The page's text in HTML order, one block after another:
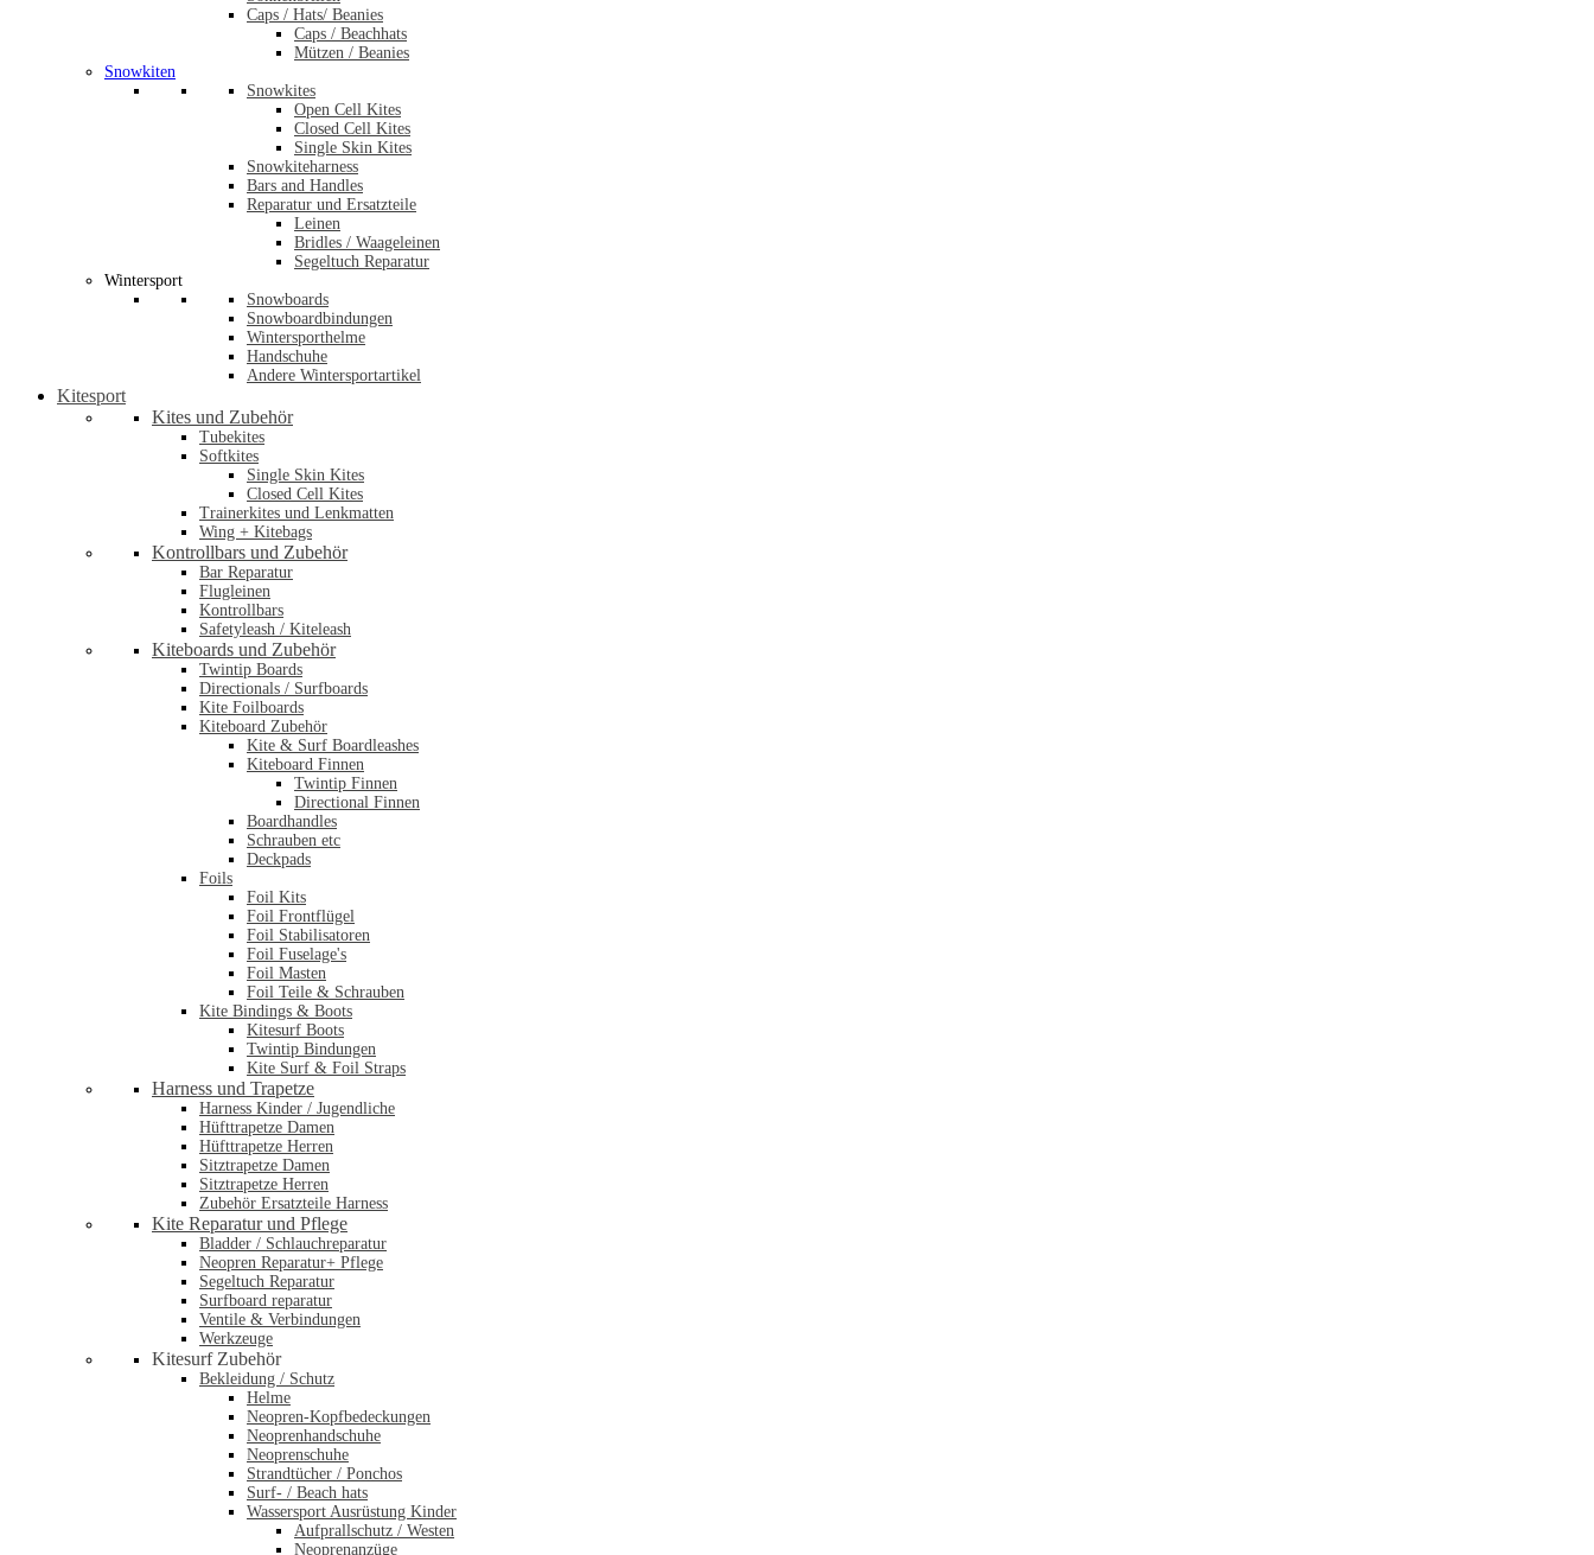
Caps / Hats/ Beanies
Caps / Beachhats
Mützen / Beanies
Snowkiten
Snowkites
Open Cell Kites
Closed Cell Kites
Single Skin Kites
Snowkiteharness
Bars and Handles
Reparatur und Ersatzteile
Leinen
Bridles / Waageleinen
Segeltuch Reparatur
Wintersport
Snowboards
Snowboardbindungen
Wintersporthelme
Handschuhe
Andere Wintersportartikel
Kitesport
Kites und Zubehör
Tubekites
Softkites
Single Skin Kites
Closed Cell Kites
Trainerkites und Lenkmatten
Wing + Kitebags
Kontrollbars und Zubehör
Bar Reparatur
Flugleinen
Kontrollbars
Safetyleash / Kiteleash
Kiteboards und Zubehör
Twintip Boards
Directionals / Surfboards
Kite Foilboards
Kiteboard Zubehör
Kite & Surf Boardleashes
Kiteboard Finnen
Twintip Finnen
Directional Finnen
Boardhandles
Schrauben etc
Deckpads
Foils
Foil Kits
Foil Frontflügel
Foil Stabilisatoren
Foil Fuselage's
Foil Masten
Foil Teile & Schrauben
Kite Bindings & Boots
Kitesurf Boots
Twintip Bindungen
Kite Surf & Foil Straps
Harness und Trapetze
Harness Kinder / Jugendliche
Hüfttrapetze Damen
Hüfttrapetze Herren
Sitztrapetze Damen
Sitztrapetze Herren
Zubehör Ersatzteile Harness
Kite Reparatur und Pflege
Bladder / Schlauchreparatur
Neopren Reparatur+ Pflege
Segeltuch Reparatur
Surfboard reparatur
Ventile & Verbindungen
Werkzeuge
Kitesurf Zubehör
Bekleidung / Schutz
Helme
Neopren-Kopfbedeckungen
Neoprenhandschuhe
Neoprenschuhe
Strandtücher / Ponchos
Surf- / Beach hats
Wassersport Ausrüstung Kinder
Aufprallschutz / Westen
Neoprenanzüge